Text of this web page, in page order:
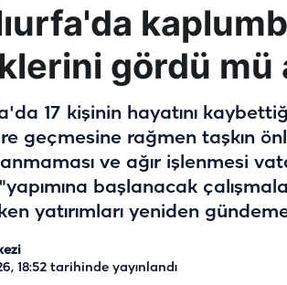
gördü mü
17 kişinin hayatını
geçmesine rağmen taşkın
ve ağır işlenmesi
başlanacak
yatırımları yeniden gündeme
18:52 tarihinde yayınlandı